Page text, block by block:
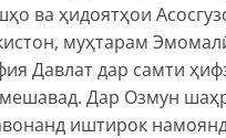
ва ҳидоятҳои
муҳтарам
Давлат дар самти
Дар Озмун
иштирок